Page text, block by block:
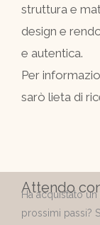
struttura e
design e
e autentica.
Per
sarò lieta di
Attendo
Ha acquistato
prossimi passi?